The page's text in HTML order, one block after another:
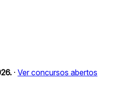
. · Ver concursos abertos